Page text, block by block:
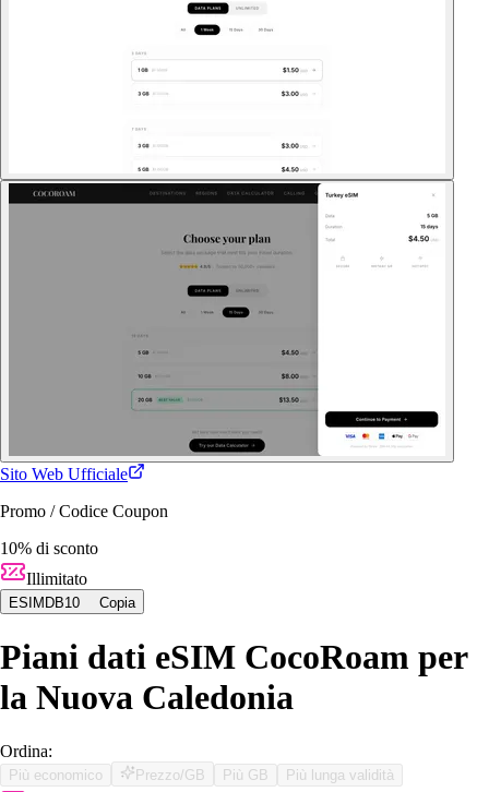
Sito Web Ufficiale
Promo / Codice Coupon
10% di sconto
Illimitato
ESIMDB10 Copia
Piani dati eSIM CocoRoam per
la Nuova Caledonia
Ordina:
Più economico Prezzo/GB Più GB Più lunga validità